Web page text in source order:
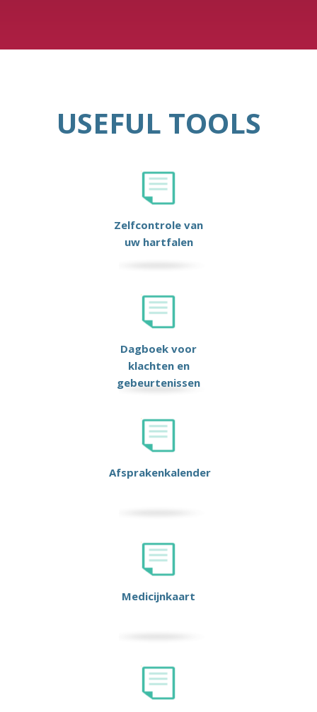
USEFUL TOOLS
Zelfcontrole van
uw hartfalen
Dagboek voor
klachten en
gebeurtenissen
Afsprakenkalender
Medicijnkaart